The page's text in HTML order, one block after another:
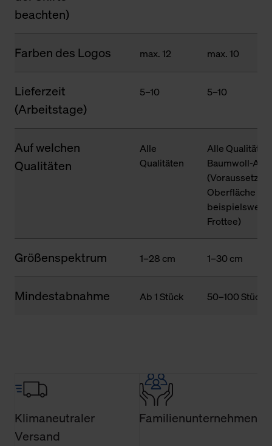
beachten)
Farben des Logos max. 12 max. 10
Lieferzeit
(Arbeitstage)
5–10 5–10
Auf welchen
Qualitäten
Alle
Qualitäten
Alle
Baumwoll-
Oberfläche
Frottee)
Größenspektrum 1–28 cm 1–30 cm
Mindestabnahme Ab 1 Stück 50–100 Stück
Klimaneutraler
Versand
Familienunternehmen